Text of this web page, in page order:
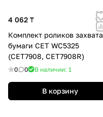
4 062 ₸
Комплект роликов захвата
бумаги CET WC5325
(CET7908, CET7908R)
0 0 В наличии: 1
В корзину